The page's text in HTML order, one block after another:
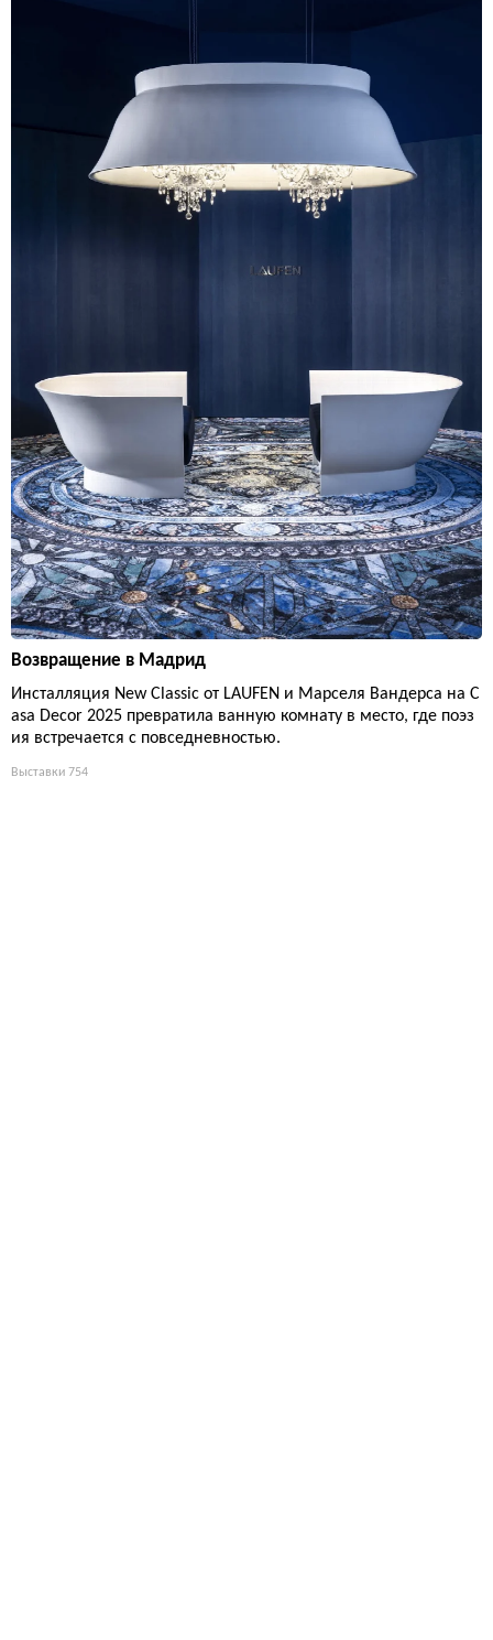
Возвращение в Мадрид
Инсталляция New Classic от LAUFEN и Марселя Вандерса на C
asa Decor 2025 превратила ванную комнату в место, где поэз
ия встречается с повседневностью.
Выставки 754